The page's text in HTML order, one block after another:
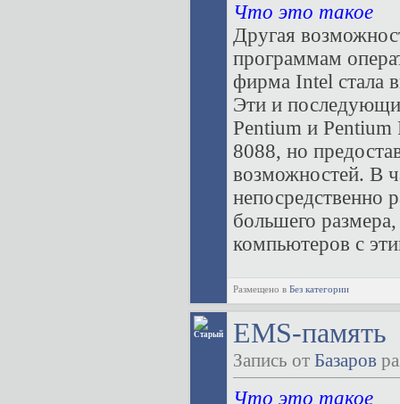
Что это такое
Другая
программам
фирма Intel стала
Эти и
Pentium и Pentium
8088, но
возможностей. В
непосредственно
большего
компьютеров с
Размещено в Без категории
EMS-память
Запись от Базаров
Что это такое